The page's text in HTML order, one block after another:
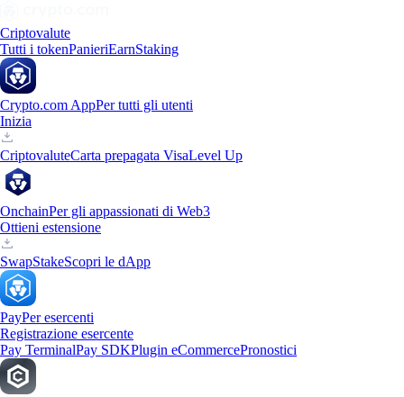
Criptovalute
Tutti i tokenPanieriEarnStaking
Crypto.com AppPer tutti gli utenti
Inizia
CriptovaluteCarta prepagata VisaLevel Up
OnchainPer gli appassionati di Web3
Ottieni estensione
SwapStakeScopri le dApp
PayPer esercenti
Registrazione esercente
Pay TerminalPay SDKPlugin eCommercePronostici